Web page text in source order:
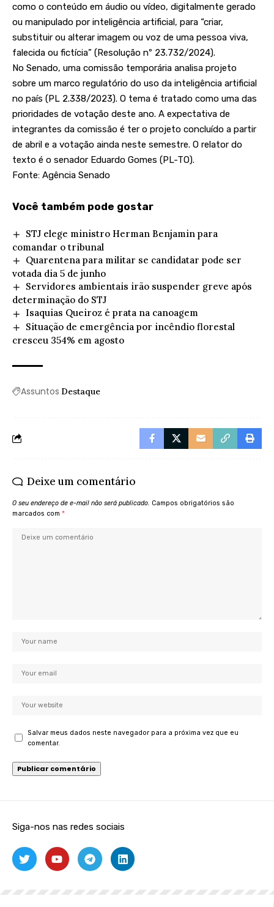
como o conteúdo em áudio ou vídeo, digitalmente gerado
ou manipulado por inteligência artificial, para “criar,
substituir ou alterar imagem ou voz de uma pessoa viva,
falecida ou fictícia” (Resolução nº 23.732/2024).
No Senado, uma comissão temporária analisa projeto
sobre um marco regulatório do uso da inteligência artificial
no país (PL 2.338/2023). O tema é tratado como uma das
prioridades de votação deste ano. A expectativa de
integrantes da comissão é ter o projeto concluído a partir
de abril e a votação ainda neste semestre. O relator do
texto é o senador Eduardo Gomes (PL-TO).
Fonte: Agência Senado
Você também pode gostar
STJ elege ministro Herman Benjamin para
comandar o tribunal
Quarentena para militar se candidatar pode ser
votada dia 5 de junho
Servidores ambientais irão suspender greve após
determinação do STJ
Isaquias Queiroz é prata na canoagem
Situação de emergência por incêndio florestal
cresceu 354% em agosto
Assuntos Destaque
Deixe um comentário
O seu endereço de e-mail não será publicado. Campos obrigatórios são
marcados com *
Salvar meus dados neste navegador para a próxima vez que eu
comentar.
Siga-nos nas redes sociais